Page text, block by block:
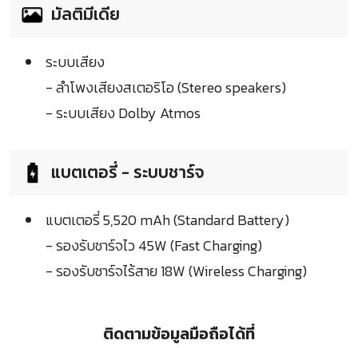
มัลติมีเดีย
ระบบเสียง
- ลำโพงเสียงสเตอริโอ (Stereo speakers)
- ระบบเสียง Dolby Atmos
แบตเตอรี่ - ระบบชาร์จ
แบตเตอรี่ 5,520 mAh (Standard Battery)
- รองรับชาร์จไว 45W (Fast Charging)
- รองรับชาร์จไร้สาย 18W (Wireless Charging)
ติดตามข้อมูลมือถือได้ที่